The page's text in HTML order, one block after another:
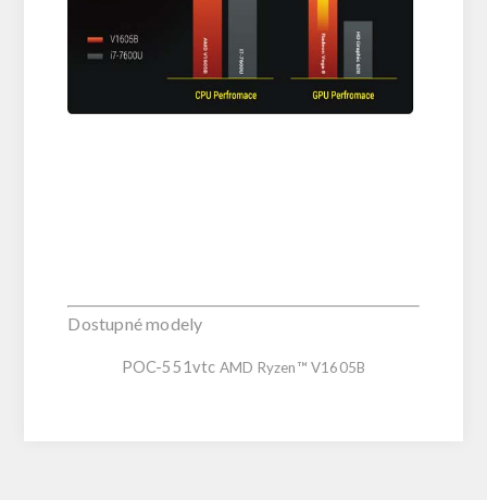
Dostupné modely
POC-551vtc AMD Ryzen™ V1605B